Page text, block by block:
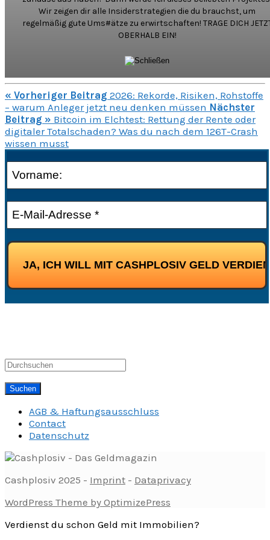
Wir zeigen dir alle Insiderstrategien die du brauchst, um
regelmäßig gute Ums#ätze zu erwirtschaften! TRAGE DICH
OBERHALB EIN!
« Vorheriger Beitrag 2026: Rekorde, Risiken, Rohstoffe
– warum Anleger jetzt neu denken müssen Nächster
Beitrag » Bitcoin im Elchtest: Rettung der Rente oder
digitaler Totalschaden? Was du nach dem 126T-Crash
wissen musst
AGB & Haftungsausschluss
Contact
Datenschutz
Cashplosiv 2025 - Imprint - Dataprivacy
WordPress Theme by OptimizePress
Verdienst du schon Geld mit Immobilien?